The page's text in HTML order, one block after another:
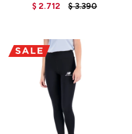
BLACK
$ 2.712 $3.390